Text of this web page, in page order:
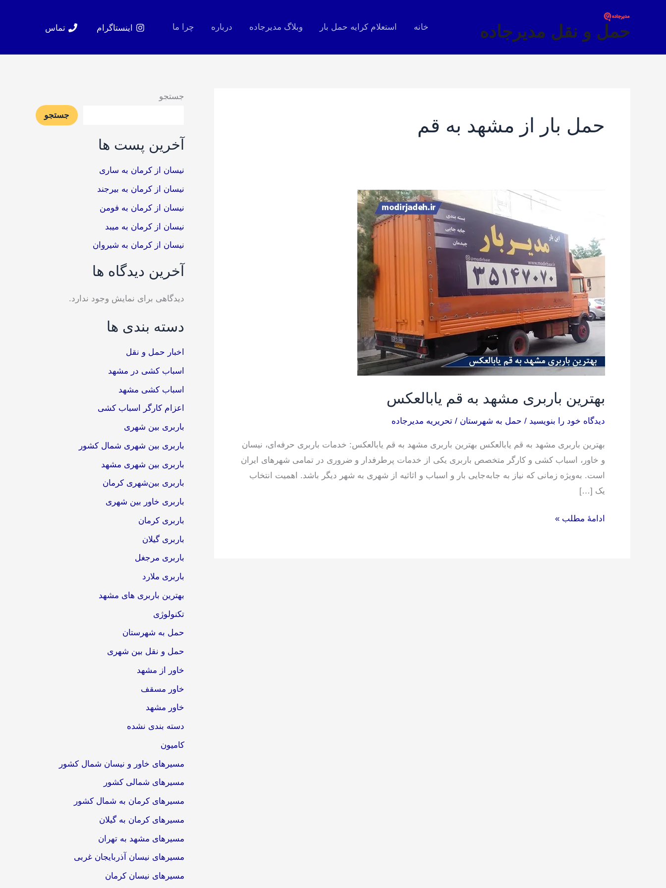
حمل و نقل مدیرجاده خانه استعلام کرایه حمل بار وبلاگ مدیرجاده درباره چرا ما اینستاگرام تماس
حمل بار از مشهد به قم
بهترین باربری مشهد به قم یابالعکس
دیدگاه‌ خود را بنویسید / حمل به شهرستان / تحریریه مدیرجاده
بهترین باربری مشهد به قم یابالعکس بهترین باربری مشهد به قم یابالعکس: خدمات باربری حرفه‌ای، نیسان
و خاور، اسباب کشی و کارگر متخصص باربری یکی از خدمات پرطرفدار و ضروری در تمامی شهرهای ایران
است. به‌ویژه زمانی که نیاز به جابه‌جایی بار و اسباب و اثاثیه از شهری به شهر دیگر باشد. اهمیت انتخاب
یک […]
به
قم
یابالعکس
ادامۀ مطلب »
جستجو
جستجو
آخرین پست ها
نیسان از کرمان به ساری
نیسان از کرمان به بیرجند
نیسان از کرمان به فومن
نیسان از کرمان به میبد
نیسان از کرمان به شیروان
آخرین دیدگاه ها
دیدگاهی برای نمایش وجود ندارد.
دسته بندی ها
اخبار حمل و نقل
اسباب کشی در مشهد
اسباب کشی مشهد
اعزام کارگر اسباب کشی
باربری بین شهری
باربری بین شهری شمال کشور
باربری بین شهری مشهد
باربری بین‌شهری کرمان
باربری خاور بین شهری
باربری کرمان
باربری گیلان
باربری مرجغل
باربری ملارد
بهترین باربری های مشهد
تکنولوژی
حمل به شهرستان
حمل و نقل بین شهری
خاور از مشهد
خاور مسقف
خاور مشهد
دسته بندی نشده
کامیون
مسیرهای خاور و نیسان شمال کشور
مسیرهای شمالی کشور
مسیرهای کرمان به شمال کشور
مسیرهای کرمان به گیلان
مسیرهای مشهد به تهران
مسیرهای نیسان آذربایجان غربی
مسیرهای نیسان کرمان